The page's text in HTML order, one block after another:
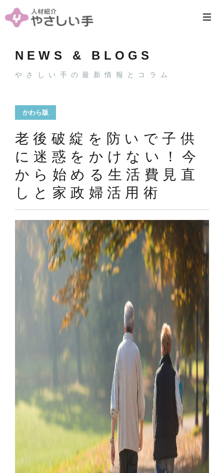
NEWS & BLOGS
やさしい手の最新情報とコラム
かわら版
老後破綻を防いで子供
に迷惑をかけない！今
から始める生活費見直
しと家政婦活用術